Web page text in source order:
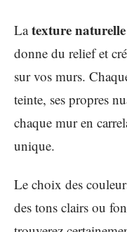
Latexture
donne du relief et
sur vos murs.
teinte, ses propres
chaque mur en
unique.
Le choix des
des tons clairs ou